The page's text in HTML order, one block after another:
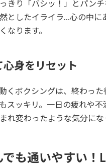
きり「バシッ！」とパン
としたイライラ…心の中に
なります。
心身をリセット
くボクシングは、終わっ
スッキリ。一日の疲れや
れ変わったような気分にな
でも通いやすい！